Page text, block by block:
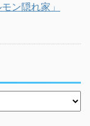
ン隠れ家」